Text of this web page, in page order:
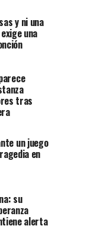
y ni una
una
tras
un juego
en
su
alerta